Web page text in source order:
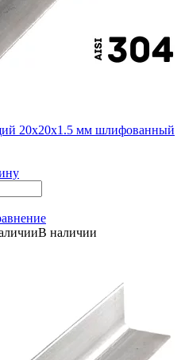
20х20х1.5 мм шлифованный
В наличии